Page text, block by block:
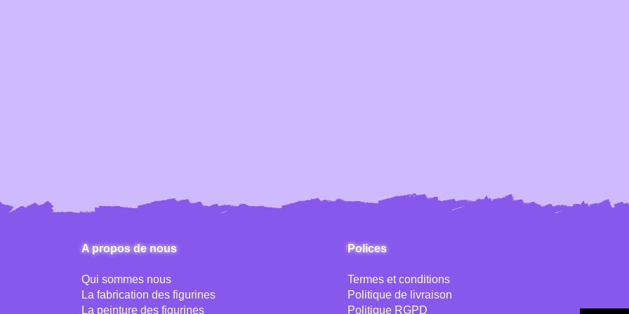
A propos de nous
Qui sommes nous
La fabrication des figurines
La peinture des figurines
Polices
Termes et conditions
Politique de livraison
Politique RGPD